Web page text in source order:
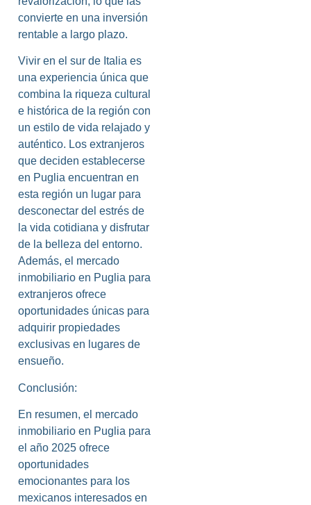
convierte en una inversión
rentable a largo plazo.
Vivir en el sur de Italia es
una experiencia única que
combina la riqueza cultural
e histórica de la región con
un estilo de vida relajado y
auténtico. Los extranjeros
que deciden establecerse
en Puglia encuentran en
esta región un lugar para
desconectar del estrés de
la vida cotidiana y disfrutar
de la belleza del entorno.
Además, el mercado
inmobiliario en Puglia para
extranjeros ofrece
oportunidades únicas para
adquirir propiedades
exclusivas en lugares de
ensueño.
Conclusión:
En resumen, el mercado
inmobiliario en Puglia para
el año 2025 ofrece
oportunidades
emocionantes para los
mexicanos interesados en